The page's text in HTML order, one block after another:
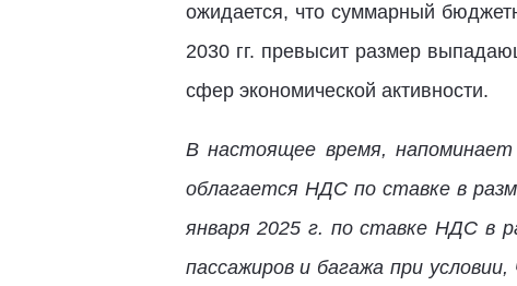
ожидается, что суммарный
2030 гг. превысит размер
сфер экономической активности.
В настоящее время, напоминает
облагается НДС по ставке в
января 2025 г. по ставке НДС в
пассажиров и багажа при